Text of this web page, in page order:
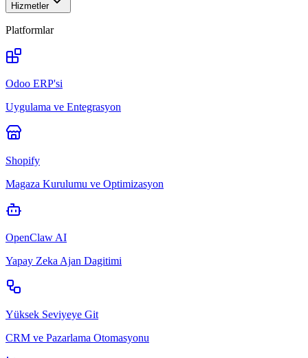
Hizmetler
Platformlar
Odoo ERP'si
Uygulama ve Entegrasyon
Shopify
Magaza Kurulumu ve Optimizasyon
OpenClaw AI
Yapay Zeka Ajan Dagitimi
Yüksek Seviyeye Git
CRM ve Pazarlama Otomasyonu